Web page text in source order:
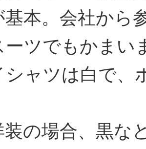
基本。会社から
ーツでもかまい
シャツは白で、
の場合、黒な